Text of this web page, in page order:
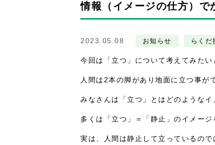
情報（イメージの仕方）
2023.05.08 お知らせ らくだ
今回は「立つ」について考えてみたい
人間は2本の脚があり地面に立つ事が
みなさんは「立つ」とはどのような
多くは「立つ」＝「静止」のイメー
実は、人間は静止して立っているの